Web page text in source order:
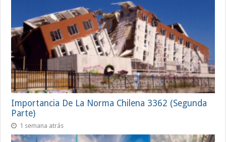
Importancia De La Norma Chilena 3362 (Segunda
Parte)
1 semana atrás